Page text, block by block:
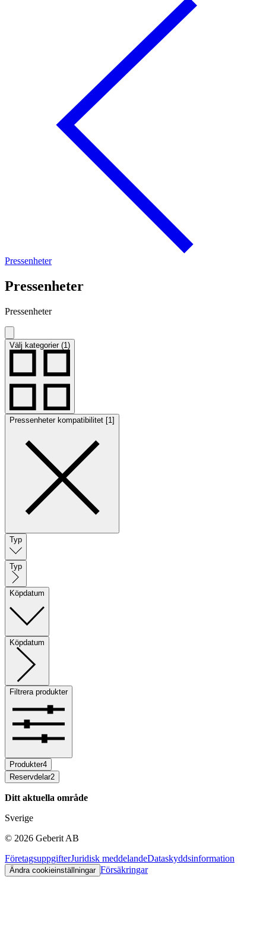
Pressenheter
Pressenheter
Pressenheter
Välj kategorier (1)
Pressenheter kompatibilitet [1]
Typ
Typ
Köpdatum
Köpdatum
Filtrera produkter
Produkter4
Reservdelar2
Ditt aktuella område
Sverige
© 2026 Geberit AB
FöretagsuppgifterJuridisk meddelandeDataskyddsinformation
Ändra cookieinställningar Försäkringar